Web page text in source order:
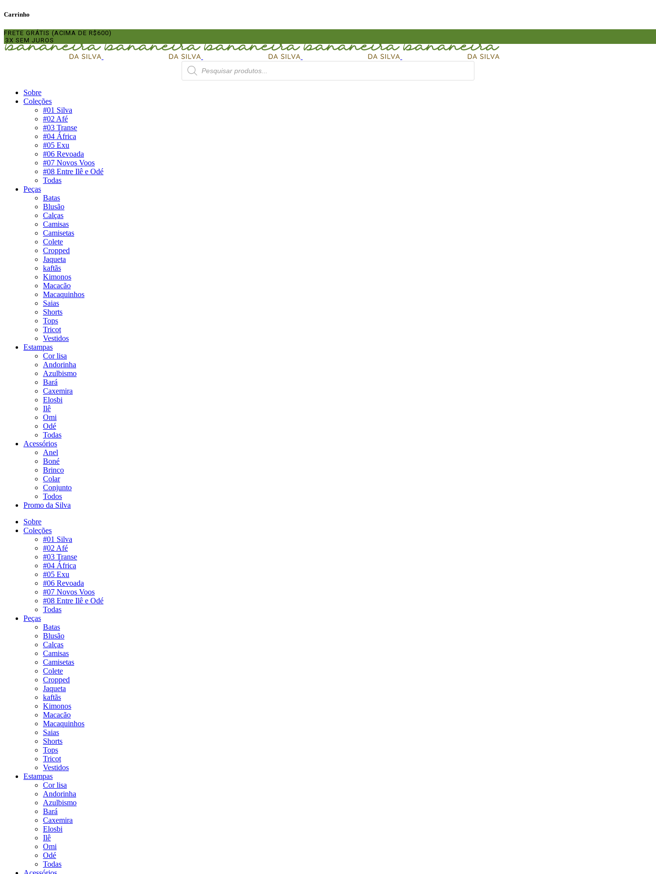
Carrinho
FRETE GRÁTIS (ACIMA DE R$600)
3X SEM JUROS
Pesquisar
produtos
Sobre
Coleções
#01 Silva
#02 Afé
#03 Transe
#04 África
#05 Exu
#06 Revoada
#07 Novos Voos
#08 Entre Ilê e Odé
Todas
Peças
Batas
Blusão
Calças
Camisas
Camisetas
Colete
Cropped
Jaqueta
kaftãs
Kimonos
Macacão
Macaquinhos
Saias
Shorts
Tops
Tricot
Vestidos
Estampas
Cor lisa
Andorinha
Azulbismo
Bará
Caxemira
Elosbi
Ilê
Omi
Odé
Todas
Acessórios
Anel
Boné
Brinco
Colar
Conjunto
Todos
Promo da Silva
Sobre
Coleções
#01 Silva
#02 Afé
#03 Transe
#04 África
#05 Exu
#06 Revoada
#07 Novos Voos
#08 Entre Ilê e Odé
Todas
Peças
Batas
Blusão
Calças
Camisas
Camisetas
Colete
Cropped
Jaqueta
kaftãs
Kimonos
Macacão
Macaquinhos
Saias
Shorts
Tops
Tricot
Vestidos
Estampas
Cor lisa
Andorinha
Azulbismo
Bará
Caxemira
Elosbi
Ilê
Omi
Odé
Todas